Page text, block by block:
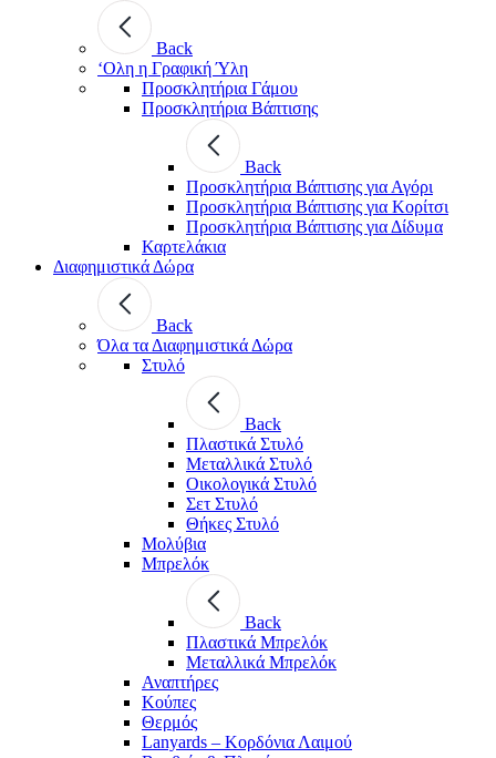
Back
‘Ολη η Γραφική Ύλη
Προσκλητήρια Γάμου
Προσκλητήρια Βάπτισης
Back
Προσκλητήρια Βάπτισης για Αγόρι
Προσκλητήρια Βάπτισης για Κορίτσι
Προσκλητήρια Βάπτισης για Δίδυμα
Καρτελάκια
Διαφημιστικά Δώρα
Back
Όλα τα Διαφημιστικά Δώρα
Στυλό
Back
Πλαστικά Στυλό
Μεταλλικά Στυλό
Οικολογικά Στυλό
Σετ Στυλό
Θήκες Στυλό
Μολύβια
Μπρελόκ
Back
Πλαστικά Μπρελόκ
Μεταλλικά Μπρελόκ
Αναπτήρες
Κούπες
Θερμός
Lanyards – Kορδόνια Λαιμού